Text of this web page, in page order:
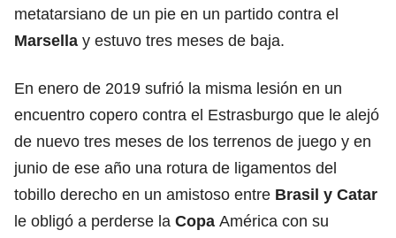
metatarsiano de un pie en un partido contra el
Marsella y estuvo tres meses de baja.
En enero de 2019 sufrió la misma lesión en un
encuentro copero contra el Estrasburgo que le alejó
de nuevo tres meses de los terrenos de juego y en
junio de ese año una rotura de ligamentos del
tobillo derecho en un amistoso entre Brasil y Catar
le obligó a perderse la Copa América con su